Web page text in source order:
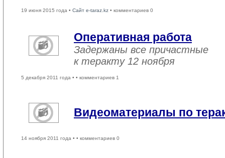
19 июня 2015 года • Сайт e-taraz.kz • комментариев 0
Оперативная работа
Задержаны все причастные
к теракту 12 ноября
5 декабря 2011 года • • комментариев 1
Видеоматериалы по
14 ноября 2011 года • • комментариев 0